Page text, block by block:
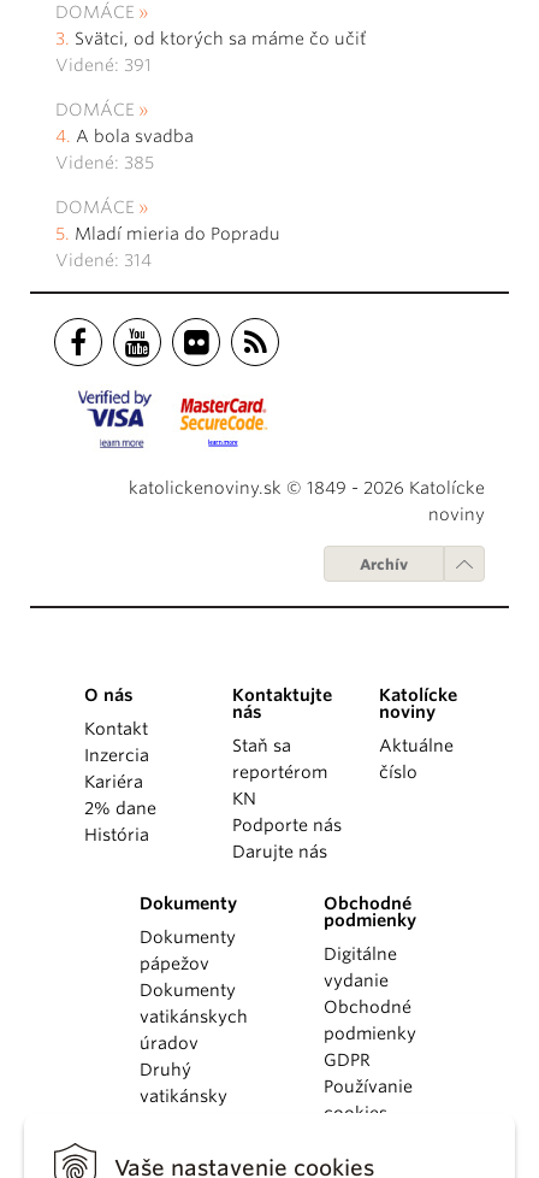
Vaše nastavenie cookies
DOMÁCE
Svätci, od ktorých sa máme čo učiť
Videné: 391
DOMÁCE
A bola svadba
Videné: 385
DOMÁCE
Mladí mieria do Popradu
Videné: 314
katolickenoviny.sk © 1849 - 2026 Katolícke
noviny
Archív
O nás
Kontakt
Inzercia
Kariéra
2% dane
História
Kontaktujte
nás
Staň sa
reportérom
KN
Podporte nás
Darujte nás
Katolícke
noviny
Aktuálne
číslo
Dokumenty
Dokumenty
pápežov
Dokumenty
vatikánskych
úradov
Druhý
vatikánsky
Obchodné
podmienky
Digitálne
vydanie
Obchodné
podmienky
GDPR
Používanie
cookies